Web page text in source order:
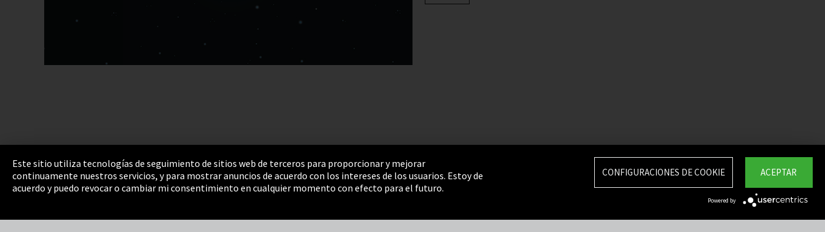
Pie de imprenta Política de privacidad Cookie Settings Términos y Condiciones
Este sitio utiliza tecnologías de seguimiento de sitios web de terceros para proporcionar y mejorar
continuamente nuestros servicios, y para mostrar anuncios de acuerdo con los intereses de los usuarios. Estoy de
acuerdo y puedo revocar o cambiar mi consentimiento en cualquier momento con efecto para el futuro.
ACEPTAR
CONFIGURACIONES DE COOKIE
Powered by